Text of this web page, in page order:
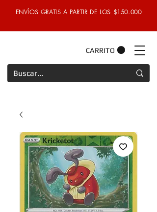
ENVÍOS GRATIS A PARTIR DE LOS $150.000
CARRITO